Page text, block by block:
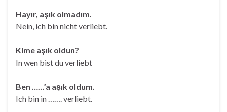
Hayır, aşık olmadım.
Nein, ich bin nicht verliebt.
Kime aşık oldun?
In wen bist du verliebt
Ben ……’a aşık oldum.
Ich bin in ……. verliebt.